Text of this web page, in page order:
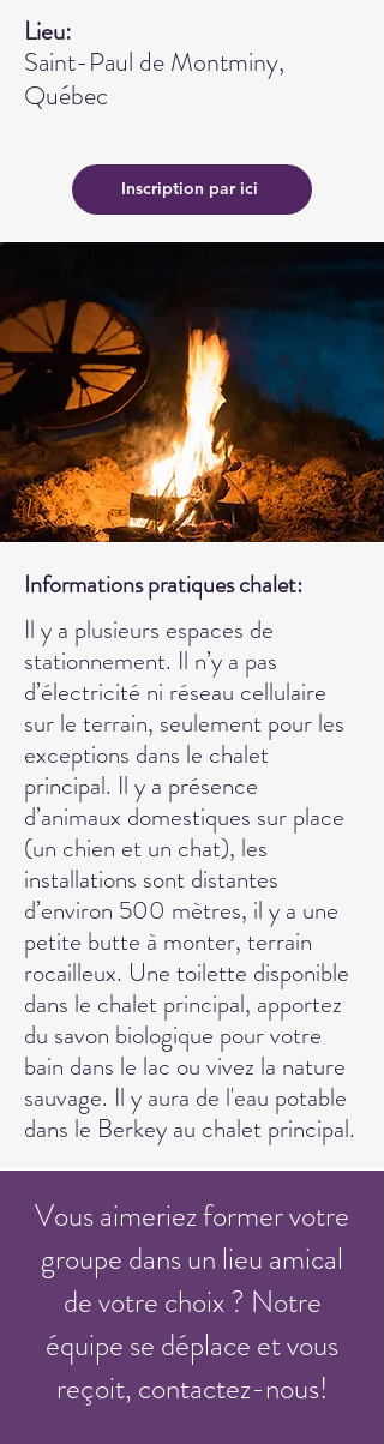
Lieu:
Saint-Paul de Montminy,
Québec
Inscription par ici
Informations pratiques chalet:
Il y a plusieurs espaces de
stationnement. Il n’y a pas
d’électricité ni réseau cellulaire
sur le terrain, seulement pour les
exceptions dans le chalet
principal. Il y a présence
d’animaux domestiques sur place
(un chien et un chat), les
installations sont distantes
d’environ 500 mètres, il y a une
petite butte à monter, terrain
rocailleux. Une toilette disponible
dans le chalet principal, apportez
du savon biologique pour votre
bain dans le lac ou vivez la nature
sauvage. Il y aura de l'eau potable
dans le Berkey au chalet principal.
Vous aimeriez former votre
groupe dans un lieu amical
de votre choix ? Notre
équipe se déplace et vous
reçoit, contactez-nous!